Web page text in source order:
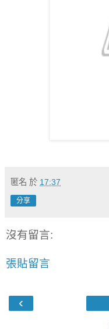
匿名 於 17:37
分享
沒有留言:
張貼留言
‹